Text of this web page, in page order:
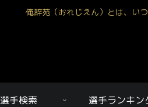
俺辞苑（おれじえん）とは、い
選手検索 選手ランキン